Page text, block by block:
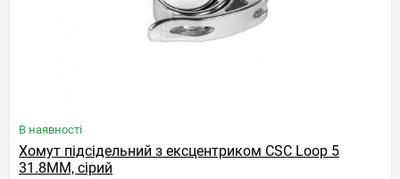
В наявності
Хомут підсідельний з ексцентриком CSC Loop 5
31.8MM, сірий